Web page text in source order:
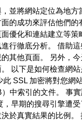
並將網站定位為地
的成功來評估他們
優化和連結建立等
行徹底分析。 借助
其他頁面。 另外，
以下是如何檢查網
SSL 加密將對您
中索引的文件。 事
，早期的搜尋引擎遭
於真實結果的比例